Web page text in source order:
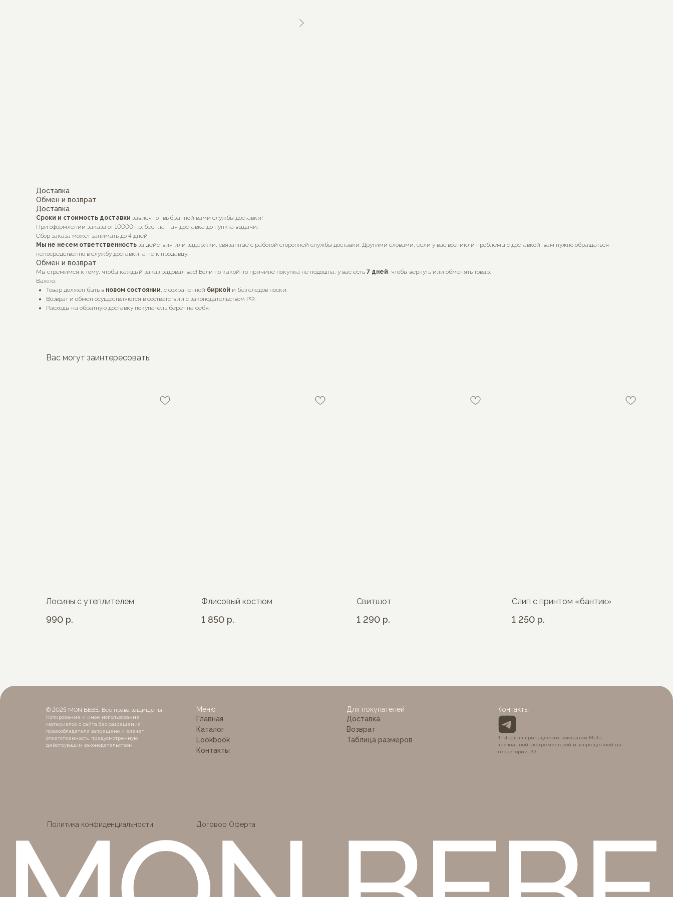
Доставка
Обмен и возврат
Доставка
Сроки и стоимость доставки зависят от выбранной вами службы доставки!
При оформлении заказа от 10000 т.р. бесплатная доставка до пункта выдачи.
Сбор заказа может занимать до 4 дней
Мы не несем ответственность за действия или задержки, связанные с работой сторонней службы доставки. Другими словами, если у вас возникли проблемы с доставкой, вам нужно обращаться
непосредственно в службу доставки, а не к продавцу.
Обмен и возврат
Мы стремимся к тому, чтобы каждый заказ радовал вас! Если по какой-то причине покупка не подошла, у вас есть 7 дней, чтобы вернуть или обменять товар.
Важно:
Товар должен быть в новом состоянии, с сохранённой биркой и без следов носки.
Возврат и обмен осуществляются в соответствии с законодательством РФ.
Расходы на обратную доставку покупатель берет на себя.
Вас могут заинтересовать:
Лосины с утеплителем
990 р.
Флисовый костюм
1 850 р.
Свитшот
1 290 р.
Слип с принтом «бантик»
1 250 р.
© 2025 MON BÉBÉ. Все права защищены.
Копирование и иное использование
материалов с сайта без разрешения
правообладателя запрещено и влечет
ответственность, предусмотренную
действующим законодательством.
Договор Оферта
Политика конфиденциальности
Меню
Главная
Каталог
Lookbook
Контакты
Для покупателей
Доставка
Возврат
Таблица размеров
Контакты
*Instagram принадлежит компании Meta,
признанной экстремистской и запрещённой на
территории РФ
MON BÉBÉ